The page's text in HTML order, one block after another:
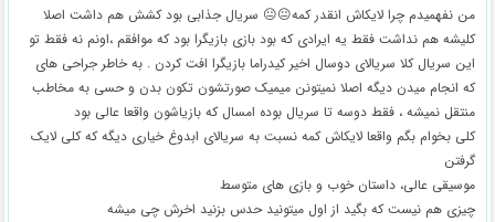
من نفهمیدم چرا لایکاش انقدر کمه😐😐 سریال جذابی بود کشش هم داشت اصلا
کلیشه هم نداشت فقط یه ایرادی که بود بازی بازیگرا بود که موافقم ،اونم نه فقط تو
این سریال کلا سریالای دوسال اخیر کیدراما بازیگرا افت کردن . به خاطر جراحی های
که انجام میدن دیگه اصلا نمیتونن میمیک صورتشون تکون بدن و حسی به مخاطب
منتقل نمیشه ، فقط دوسه تا سریال بوده امسال که بازیاشون واقعا عالی بود
کلی بخوام بگم واقعا لایکاش کمه نسبت به سریالای ابدوغ خیاری دیگه که کلی لایک
گرفتن
موسیقی عالی، داستان خوب و بازی های متوسط
چیزی هم نیست که بگید از اول میتونید حدس بزنید اخرش چی میشه